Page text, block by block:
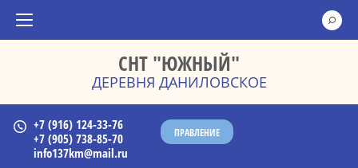
СНТ "ЮЖНЫЙ"
ДЕРЕВНЯ ДАНИЛОВСКОЕ
+7 (916) 124-33-76
+7 (905) 738-85-70
info137km@mail.ru
ПРАВЛЕНИЕ